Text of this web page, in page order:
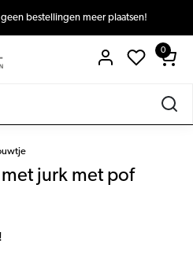
bestellingen meer plaatsen!
0
jurk met pof